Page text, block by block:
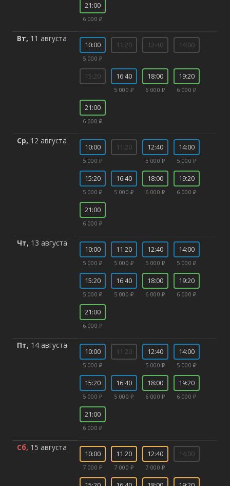
21:00
6 000 ₽
Вт, 11 августа
10:00
5 000 ₽
11:20 12:40 14:00
15:20 16:40
5 000 ₽
18:00
6 000 ₽
19:20
6 000 ₽
21:00
6 000 ₽
Ср, 12 августа
10:00
5 000 ₽
11:20 12:40
5 000 ₽
14:00
5 000 ₽
15:20
5 000 ₽
16:40
5 000 ₽
18:00
6 000 ₽
19:20
6 000 ₽
21:00
6 000 ₽
Чт, 13 августа
10:00
5 000 ₽
11:20
5 000 ₽
12:40
5 000 ₽
14:00
5 000 ₽
15:20
5 000 ₽
16:40
5 000 ₽
18:00
6 000 ₽
19:20
6 000 ₽
21:00
6 000 ₽
Пт, 14 августа
10:00
5 000 ₽
11:20 12:40
5 000 ₽
14:00
5 000 ₽
15:20
5 000 ₽
16:40
5 000 ₽
18:00
6 000 ₽
19:20
6 000 ₽
21:00
6 000 ₽
Сб, 15 августа
10:00
7 000 ₽
11:20
7 000 ₽
12:40
7 000 ₽
14:00